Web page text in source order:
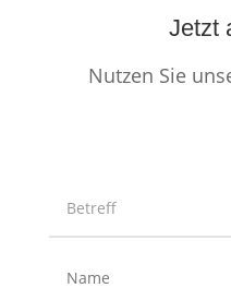
Jetzt
Nutzen Sie